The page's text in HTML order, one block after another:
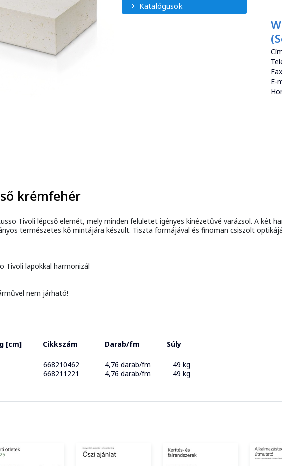
Katalógusok
E-
krémfehér
Tivoli lépcső elemét, mely minden felületet igényes kinézetűvé varázsol. A két
természetes kő mintájára készült. Tiszta formájával és finoman csiszolt
Tivoli lapokkal harmonizál
nem járható!
[cm] Cikkszám Darab/fm Súly
668210462
668211221
4,76 darab/fm
4,76 darab/fm
49 kg
49 kg